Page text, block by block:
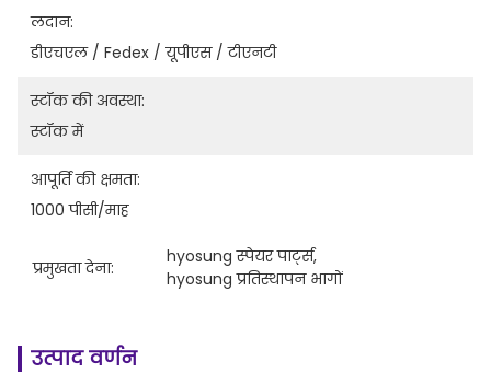
लदान:
डीएचएल / Fedex / यूपीएस / टीएनटी
स्टॉक की अवस्था:
स्टॉक में
आपूर्ति की क्षमता:
1000 पीसी/माह
प्रमुखता देना:
hyosung स्पेयर पार्ट्स,
hyosung प्रतिस्थापन भागों
उत्पाद वर्णन